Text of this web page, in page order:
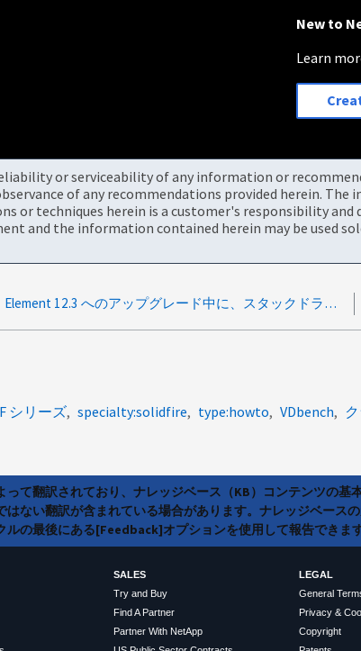
New to
Learn
or serviceability of any information or
of any recommendations provided herein. The
techniques herein is a customer's responsibility and
and the information contained herein may be used
Element 12.3 へのアップグレード中に、スタックドライブの同期を回避する方法
シリーズ specialty:solidfire type:howto VDbench
て翻訳されており、ナレッジベース（KB）コンテンツの
ない翻訳が含まれている場合があります。ナレッジベース
の最後にある[Feedback]オプションを使用して報告できます
SALES
Try and Buy
Find A Partner
Partner With NetApp
LEGAL
General
Privacy &
Copyright